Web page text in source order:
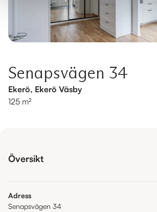
Senapsvägen 34
Ekerö, Ekerö Väsby
125 m²
Översikt
Adress
Senapsvägen 34